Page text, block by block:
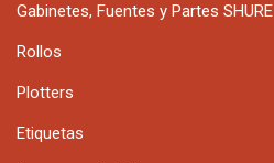
Gabinetes, Fuentes y Partes SHURE
Rollos
Plotters
Etiquetas